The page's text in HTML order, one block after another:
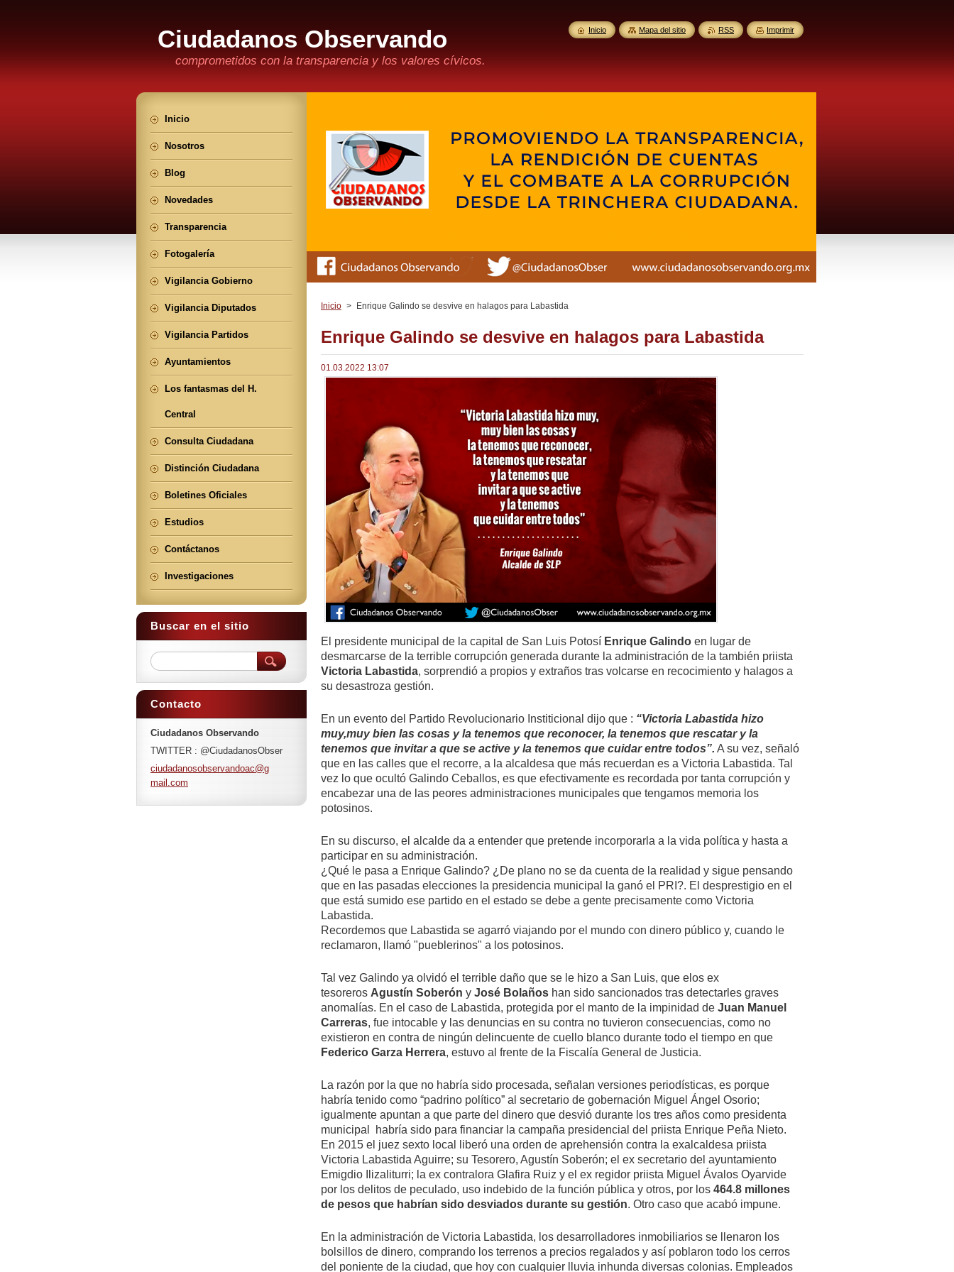
Ciudadanos Observando
comprometidos con la transparencia y los valores cívicos.
Inicio > Enrique Galindo se desvive en halagos para Labastida
Enrique Galindo se desvive en halagos para Labastida
01.03.2022 13:07
El presidente municipal de la capital de San Luis Potosí Enrique Galindo en lugar de
desmarcarse de la terrible corrupción generada durante la administración de la también priista
Victoria Labastida, sorprendió a propios y extraños tras volcarse en recocimiento y halagos a
su desastroza gestión.
En un evento del Partido Revolucionario Institicional dijo que : “Victoria Labastida hizo
muy,muy bien las cosas y la tenemos que reconocer, la tenemos que rescatar y la
tenemos que invitar a que se active y la tenemos que cuidar entre todos”. A su vez, señaló
que en las calles que el recorre, a la alcaldesa que más recuerdan es a Victoria Labastida. Tal
vez lo que ocultó Galindo Ceballos, es que efectivamente es recordada por tanta corrupción y
encabezar una de las peores administraciones municipales que tengamos memoria los
potosinos.
En su discurso, el alcalde da a entender que pretende incorporarla a la vida política y hasta a
participar en su administración.
¿Qué le pasa a Enrique Galindo? ¿De plano no se da cuenta de la realidad y sigue pensando
que en las pasadas elecciones la presidencia municipal la ganó el PRI?. El desprestigio en el
que está sumido ese partido en el estado se debe a gente precisamente como Victoria
Labastida.
Recordemos que Labastida se agarró viajando por el mundo con dinero público y, cuando le
reclamaron, llamó "pueblerinos" a los potosinos.
Tal vez Galindo ya olvidó el terrible daño que se le hizo a San Luis, que elos ex
tesoreros Agustín Soberón y José Bolaños han sido sancionados tras detectarles graves
anomalías. En el caso de Labastida, protegida por el manto de la impinidad de Juan Manuel
Carreras, fue intocable y las denuncias en su contra no tuvieron consecuencias, como no
existieron en contra de ningún delincuente de cuello blanco durante todo el tiempo en que
Federico Garza Herrera, estuvo al frente de la Fiscalía General de Justicia.
La razón por la que no habría sido procesada, señalan versiones periodísticas, es porque
habría tenido como “padrino político” al secretario de gobernación Miguel Ángel Osorio;
igualmente apuntan a que parte del dinero que desvió durante los tres años como presidenta
municipal habría sido para financiar la campaña presidencial del priista Enrique Peña Nieto.
En 2015 el juez sexto local liberó una orden de aprehensión contra la exalcaldesa priista
Victoria Labastida Aguirre; su Tesorero, Agustín Soberón; el ex secretario del ayuntamiento
Emigdio Ilizaliturri; la ex contralora Glafira Ruiz y el ex regidor priista Miguel Ávalos Oyarvide
por los delitos de peculado, uso indebido de la función pública y otros, por los 464.8 millones
de pesos que habrían sido desviados durante su gestión. Otro caso que acabó impune.
En la administración de Victoria Labastida, los desarrolladores inmobiliarios se llenaron los
bolsillos de dinero, comprando los terrenos a precios regalados y así poblaron todo los cerros
del poniente de la ciudad, que hoy con cualquier lluvia inhunda diversas colonias. Empleados
Inicio
Nosotros
Blog
Novedades
Transparencia
Fotogalería
Vigilancia Gobierno
Vigilancia Diputados
Vigilancia Partidos
Ayuntamientos
Los fantasmas del H.
Central
Consulta Ciudadana
Distinción Ciudadana
Boletines Oficiales
Estudios
Contáctanos
Investigaciones
Buscar en el sitio
Contacto
Ciudadanos Observando
TWITTER : @CiudadanosObser
ciudadanosobservandoac@g
mail.com
Inicio Mapa del sitio RSS Imprimir